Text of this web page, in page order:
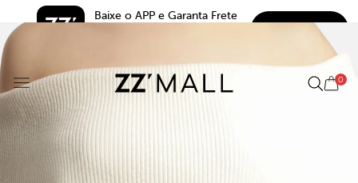
Baixe o APP e Garanta Frete
BAIXAR
0